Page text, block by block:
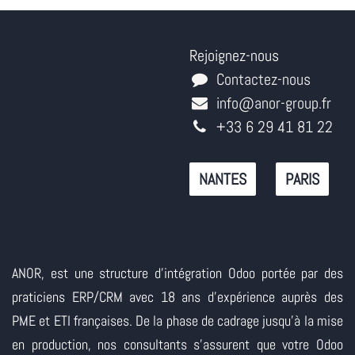
Rejoignez-nous
Contactez-nous
info@anor-group.fr
+33 6 29 41 81 22
NANTES PARIS
ANOR, est une structure d'intégration Odoo portée par des
praticiens ERP/CRM avec 18 ans d'expérience auprès des
PME et ETI françaises. De la phase de cadrage jusqu'à la mise
en production, nos consultants s'assurent que votre Odoo